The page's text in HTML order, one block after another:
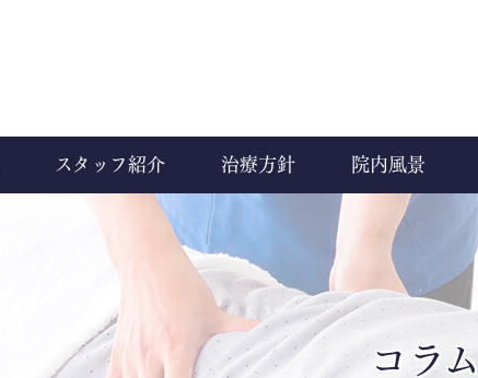
スタッフ紹介 治療方針 院内風景
コラム